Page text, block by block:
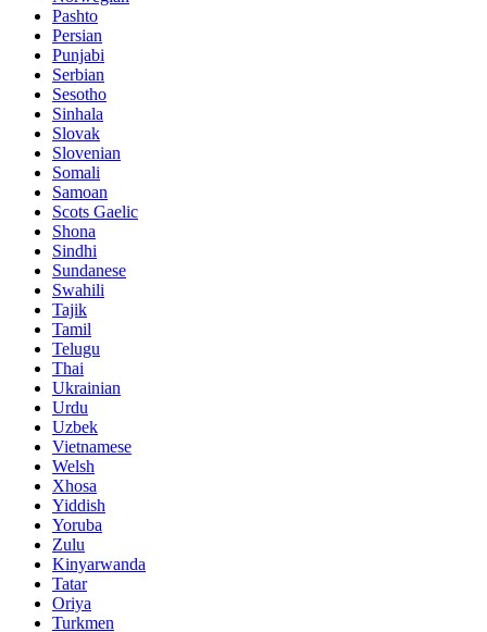
Pashto
Persian
Punjabi
Serbian
Sesotho
Sinhala
Slovak
Slovenian
Somali
Samoan
Scots Gaelic
Shona
Sindhi
Sundanese
Swahili
Tajik
Tamil
Telugu
Thai
Ukrainian
Urdu
Uzbek
Vietnamese
Welsh
Xhosa
Yiddish
Yoruba
Zulu
Kinyarwanda
Tatar
Oriya
Turkmen